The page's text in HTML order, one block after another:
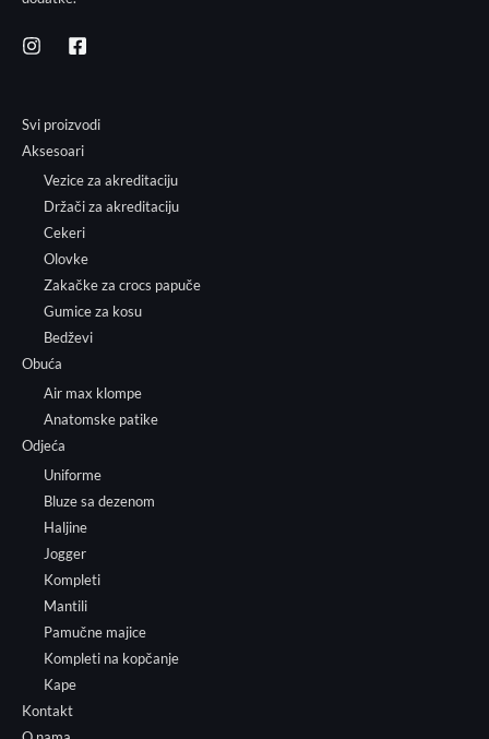
Svi proizvodi
Aksesoari
Vezice za akreditaciju
Držači za akreditaciju
Cekeri
Olovke
Zakačke za crocs papuče
Gumice za kosu
Bedževi
Obuća
Air max klompe
Anatomske patike
Odjeća
Uniforme
Bluze sa dezenom
Haljine
Jogger
Kompleti
Mantili
Pamučne majice
Kompleti na kopčanje
Kape
Kontakt